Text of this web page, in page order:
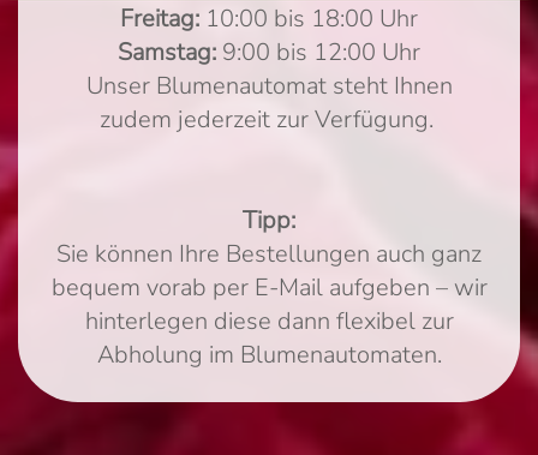
Freitag: 10:00 bis 18:00 Uhr
Samstag: 9:00 bis 12:00 Uhr
Unser Blumenautomat steht Ihnen
zudem jederzeit zur Verfügung.
Tipp:
Sie können Ihre Bestellungen auch ganz
bequem vorab per E-Mail aufgeben – wir
hinterlegen diese dann flexibel zur
Abholung im Blumenautomaten.